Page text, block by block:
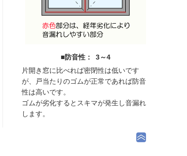
■防音性： 3～4
片開き窓に比べれば密閉性は低いです
が、戸当たりのゴムが正常であれば防音
性は高いです。
ゴムが劣化するとスキマが発生し音漏れ
します。